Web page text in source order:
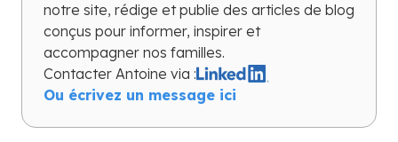
notre site, rédige et publie des articles de blog
conçus pour informer, inspirer et
accompagner nos familles.
Contacter Antoine via :
Ou écrivez un message ici